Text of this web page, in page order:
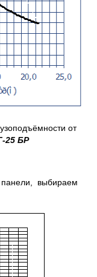
от
25 БР
панели, выбираем